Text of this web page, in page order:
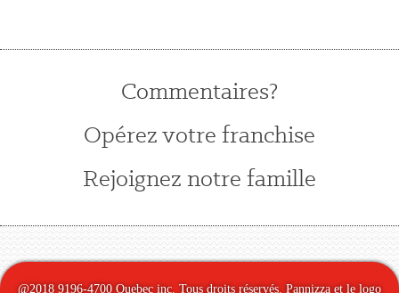
Commentaires?
Opérez votre franchise
Rejoignez notre famille
@2018 9196-4700 Quebec inc. Tous droits réservés. Pannizza et le logo